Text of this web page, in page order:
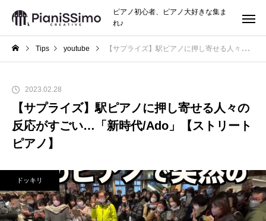
ピアノ初心者、ピアノ大好きな集ま
れ♪
Tips youtube 【サプライズ】駅ピアノに押し寄せる人々の反応がすごい…「新時代/Ado」【ストリートピアノ】
2023.02.28
【サプライズ】駅ピアノに押し寄せる人々の
反応がすごい…「新時代/Ado」【ストリート
ピアノ】
ドッキリ